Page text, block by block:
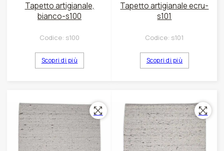
Tapetto artigianale,
bianco-s100
Codice: s100
Scopri di più
Tapetto artigianale ecru-
s101
Codice: s101
Scopri di più